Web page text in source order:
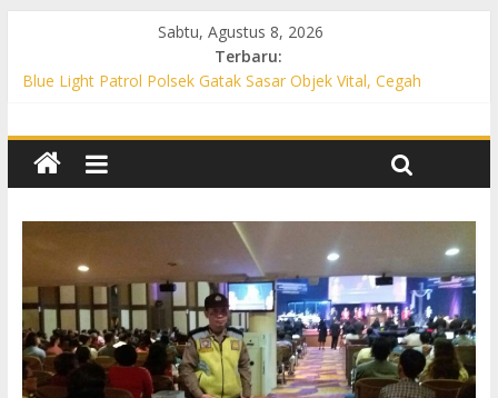
Sabtu, Agustus 8, 2026
Terbaru:
Blue Light Patrol Polsek Gatak Sasar Objek Vital, Cegah
Permukiman, Antisipasi 3C dan Gangguan Kamtibmas
Patroli KRYD Polsek Baki Sisir Titik Rawan, Cegah 3C hingga
Patroli Blue Light Polsek Nguter Sasar Perbankan hingga
Permukiman, Antisipasi 3C dan Gangguan Kamtibmas
Blue Light Patrol Polsek Tawangsari Sisir Belasan Desa, Cegah
Kejahatan 3C dan Gangguan Kamtibmas